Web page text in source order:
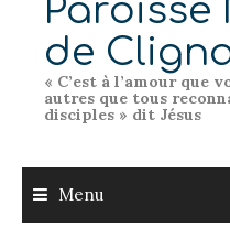
Paroisse
de
« C’est à l’amour que
autres que tous
disciples » dit Jésus
Menu